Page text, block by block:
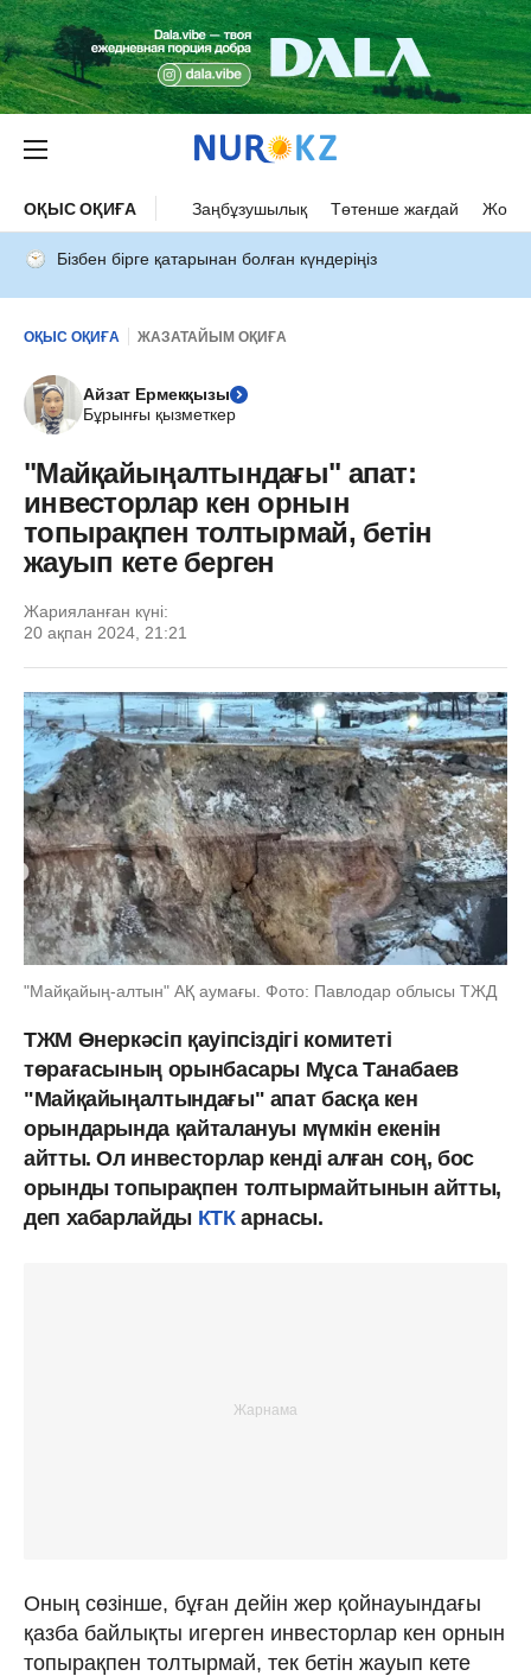
ОҚЫС ОҚИҒА Заңбұзушылық Төтенше жағдай Жол
Бізбен бірге қатарынан болған күндеріңіз
ОҚЫС ОҚИҒА ЖАЗАТАЙЫМ ОҚИҒА
Айзат Ермекқызы
Бұрынғы қызметкер
"Майқайыңалтындағы" апат:
инвесторлар кен орнын
топырақпен толтырмай, бетін
жауып кете берген
Жарияланған күні:
20 ақпан 2024, 21:21
"Майқайың-алтын" АҚ аумағы. Фото: Павлодар облысы ТЖД
ТЖМ Өнеркәсіп қауіпсіздігі комитеті
төрағасының орынбасары Мұса Танабаев
"Майқайыңалтындағы" апат басқа кен
орындарында қайталануы мүмкін екенін
айтты. Ол инвесторлар кенді алған соң, бос
орынды топырақпен толтырмайтынын айтты,
деп хабарлайдыКТКарнасы.
Оның сөзінше, бұған дейін жер қойнауындағы
қазба байлықты игерген инвесторлар кен орнын
топырақпен толтырмай, тек бетін жауып кете